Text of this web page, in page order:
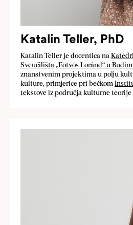
Katalin Teller, PhD
Katalin Teller je docentica na
Sveučilišta „Eötvös Loránd“ u
znanstvenim projektima u polju
kulture, primjerice pri bečkom
tekstove iz područja kulturne